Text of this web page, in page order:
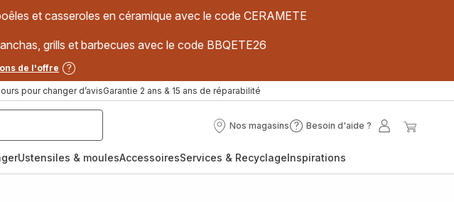
et casseroles en céramique avec le code CERAMETE
grills et barbecues avec le code BBQETE26
de l'offre
pour changer d’avisGarantie 2 ans & 15 ans de réparabilité
Nos magasins
Nos
Besoin d'aide ?
Besoin
?
Mon
Ustensiles & moulesAccessoiresServices & RecyclageInspirations